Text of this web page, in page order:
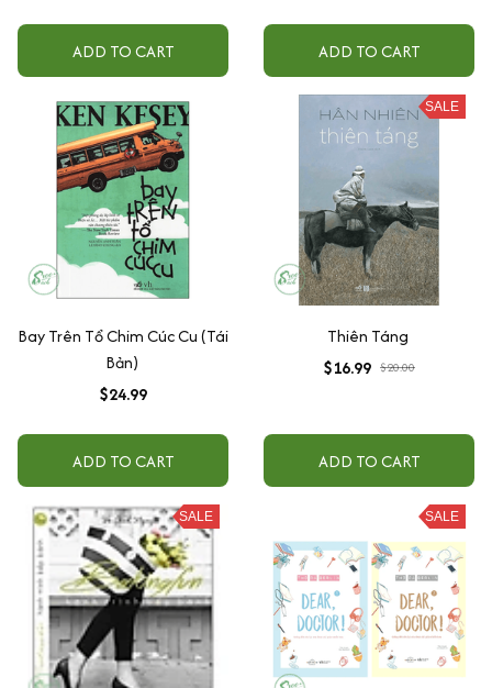
ADD TO CART ADD TO CART
Bay Trên Tổ Chim Cúc Cu (Tái
Bản)
$24.99
ADD TO CART
SALE
Thiên Táng
$16.99 $20.00
ADD TO CART
SALE SALE